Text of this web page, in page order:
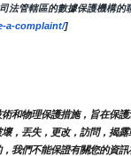
法管轄區的數據保護機構的
a-complaint/]
和物理保護措施，旨在保
，丟失，更改，訪問，揭
我們不能保證有關您的資